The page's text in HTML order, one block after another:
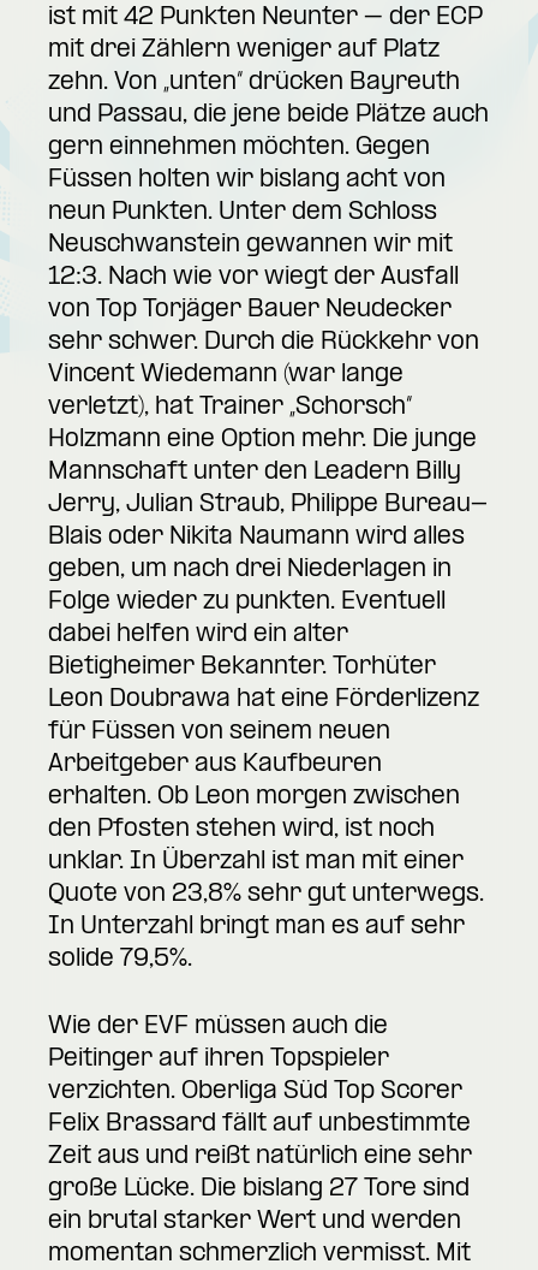
ist mit 42 Punkten Neunter – der ECP
mit drei Zählern weniger auf Platz
zehn. Von „unten“ drücken Bayreuth
und Passau, die jene beide Plätze auch
gern einnehmen möchten. Gegen
Füssen holten wir bislang acht von
neun Punkten. Unter dem Schloss
Neuschwanstein gewannen wir mit
12:3. Nach wie vor wiegt der Ausfall
von Top Torjäger Bauer Neudecker
sehr schwer. Durch die Rückkehr von
Vincent Wiedemann (war lange
verletzt), hat Trainer „Schorsch“
Holzmann eine Option mehr. Die junge
Mannschaft unter den Leadern Billy
Jerry, Julian Straub, Philippe Bureau-
Blais oder Nikita Naumann wird alles
geben, um nach drei Niederlagen in
Folge wieder zu punkten. Eventuell
dabei helfen wird ein alter
Bietigheimer Bekannter. Torhüter
Leon Doubrawa hat eine Förderlizenz
für Füssen von seinem neuen
Arbeitgeber aus Kaufbeuren
erhalten. Ob Leon morgen zwischen
den Pfosten stehen wird, ist noch
unklar. In Überzahl ist man mit einer
Quote von 23,8% sehr gut unterwegs.
In Unterzahl bringt man es auf sehr
solide 79,5%.
Wie der EVF müssen auch die
Peitinger auf ihren Topspieler
verzichten. Oberliga Süd Top Scorer
Felix Brassard fällt auf unbestimmte
Zeit aus und reißt natürlich eine sehr
große Lücke. Die bislang 27 Tore sind
ein brutal starker Wert und werden
momentan schmerzlich vermisst. Mit